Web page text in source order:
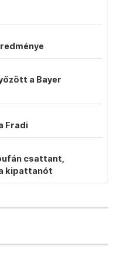
a Bayer
Fradi
csattant,
kipattanót